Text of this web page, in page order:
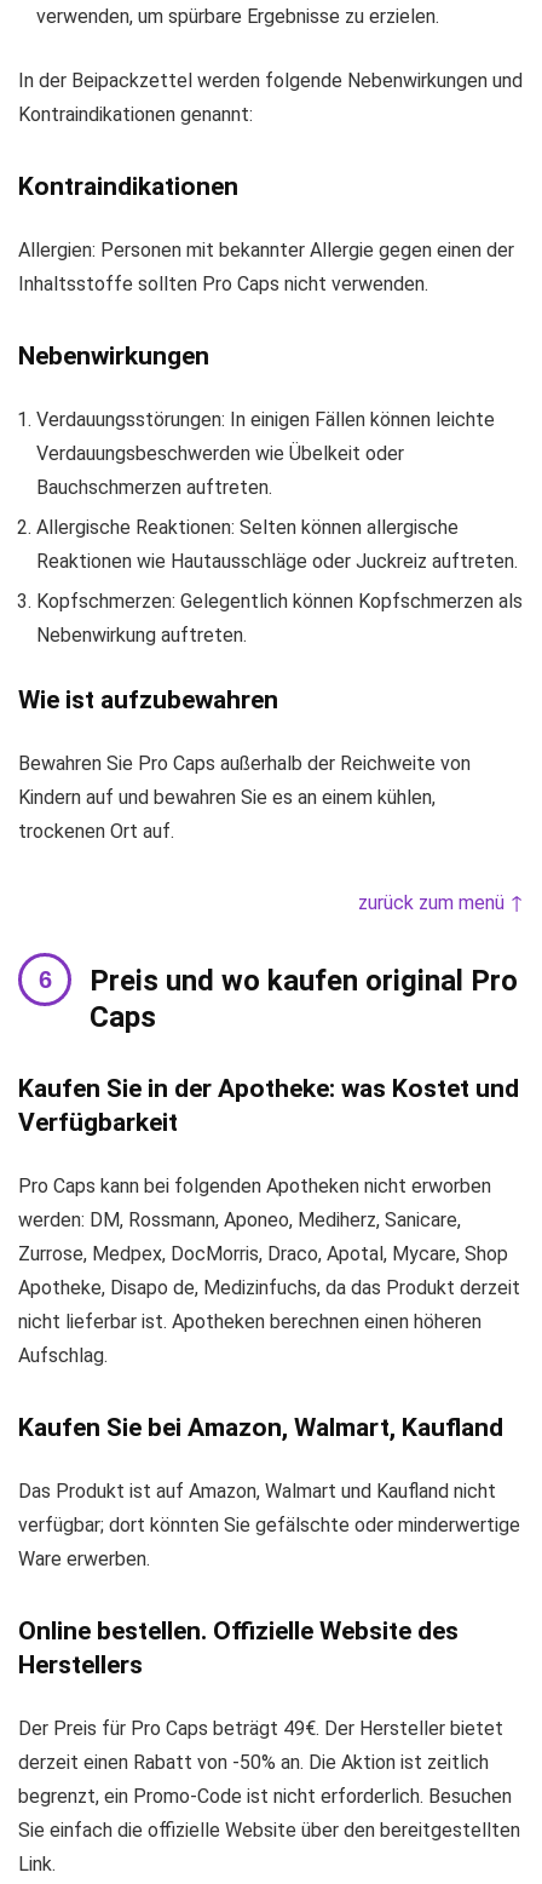
verwenden, um spürbare Ergebnisse zu erzielen.
In der Beipackzettel werden folgende Nebenwirkungen und
Kontraindikationen genannt:
Kontraindikationen
Allergien: Personen mit bekannter Allergie gegen einen der
Inhaltsstoffe sollten Pro Caps nicht verwenden.
Nebenwirkungen
Verdauungsstörungen: In einigen Fällen können leichte
Verdauungsbeschwerden wie Übelkeit oder
Bauchschmerzen auftreten.
Allergische Reaktionen: Selten können allergische
Reaktionen wie Hautausschläge oder Juckreiz auftreten.
Kopfschmerzen: Gelegentlich können Kopfschmerzen als
Nebenwirkung auftreten.
Wie ist aufzubewahren
Bewahren Sie Pro Caps außerhalb der Reichweite von
Kindern auf und bewahren Sie es an einem kühlen,
trockenen Ort auf.
zurück zum menü ↑
Preis und wo kaufen original Pro
Caps
Kaufen Sie in der Apotheke: was Kostet und
Verfügbarkeit
Pro Caps kann bei folgenden Apotheken nicht erworben
werden: DM, Rossmann, Aponeo, Mediherz, Sanicare,
Zurrose, Medpex, DocMorris, Draco, Apotal, Mycare, Shop
Apotheke, Disapo de, Medizinfuchs, da das Produkt derzeit
nicht lieferbar ist. Apotheken berechnen einen höheren
Aufschlag.
Kaufen Sie bei Amazon, Walmart, Kaufland
Das Produkt ist auf Amazon, Walmart und Kaufland nicht
verfügbar; dort könnten Sie gefälschte oder minderwertige
Ware erwerben.
Online bestellen. Offizielle Website des
Herstellers
Der Preis für Pro Caps beträgt 49€. Der Hersteller bietet
derzeit einen Rabatt von -50% an. Die Aktion ist zeitlich
begrenzt, ein Promo-Code ist nicht erforderlich. Besuchen
Sie einfach die offizielle Website über den bereitgestellten
Link.